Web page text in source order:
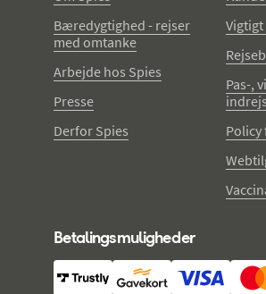
Bæredygtighed - rejser
med omtanke
Arbejde hos Spies
Presse
Derfor Spies
Pas-,
Betalingsmuligheder